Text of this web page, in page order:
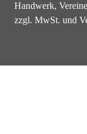
Handwerk,
zzgl. MwSt. und